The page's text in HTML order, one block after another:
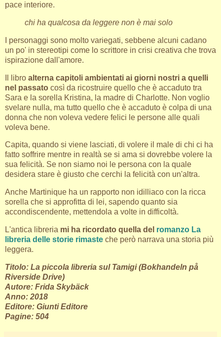
pace interiore.
chi ha qualcosa da leggere non è mai solo
I personaggi sono molto variegati, sebbene alcuni cadano
un po' in stereotipi come lo scrittore in crisi creativa che trova
ispirazione dall'amore.
Il libro alterna capitoli ambientati ai giorni nostri a quelli
nel passato così da ricostruire quello che è accaduto tra
Sara e la sorella Kristina, la madre di Charlotte. Non voglio
svelare nulla, ma tutto quello che è accaduto è colpa di una
donna che non voleva vedere felici le persone alle quali
voleva bene.
Capita, quando si viene lasciati, di volere il male di chi ci ha
fatto soffrire mentre in realtà se si ama si dovrebbe volere la
sua felicità. Se non siamo noi le persona con la quale
desidera stare è giusto che cerchi la felicità con un'altra.
Anche Martinique ha un rapporto non idilliaco con la ricca
sorella che si approfitta di lei, sapendo quanto sia
accondiscendente, mettendola a volte in difficoltà.
L'antica libreria mi ha ricordato quella del romanzo La
libreria delle storie rimaste che però narrava una storia più
leggera.
Titolo: La piccola libreria sul Tamigi (Bokhandeln på
Riverside Drive)
Autore: Frida Skybäck
Anno: 2018
Editore: Giunti Editore
Pagine: 504